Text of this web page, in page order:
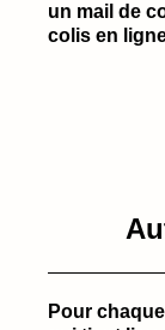
un mail de
colis en
Pour